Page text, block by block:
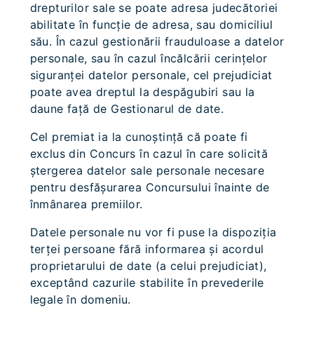
drepturilor sale se poate adresa judecătoriei
abilitate în funcţie de adresa, sau domiciliul
său. În cazul gestionării frauduloase a datelor
personale, sau în cazul încălcării cerinţelor
siguranţei datelor personale, cel prejudiciat
poate avea dreptul la despăgubiri sau la
daune faţă de Gestionarul de date.
Cel premiat ia la cunoştinţă că poate fi
exclus din Concurs în cazul în care solicită
ştergerea datelor sale personale necesare
pentru desfăşurarea Concursului înainte de
înmânarea premiilor.
Datele personale nu vor fi puse la dispoziţia
terţei persoane fără informarea şi acordul
proprietarului de date (a celui prejudiciat),
exceptând cazurile stabilite în prevederile
legale în domeniu.